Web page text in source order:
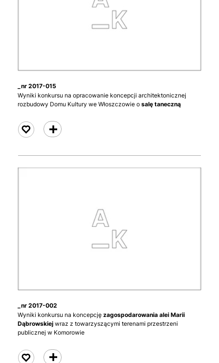
_nr 2017-015
Wyniki konkursu na opracowanie koncepcji architektonicznej
rozbudowy Domu Kultury we Włoszczowie o salę taneczną
czytaj
_nr 2017-002
Wyniki konkursu na koncepcję zagospodarowania alei Marii
Dąbrowskiej wraz z towarzyszącymi terenami przestrzeni
publicznej w Komorowie
czytaj